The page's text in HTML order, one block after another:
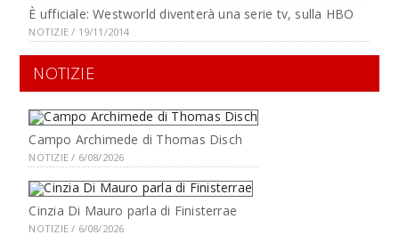
È ufficiale: Westworld diventerà una serie tv, sulla HBO
NOTIZIE / 19/11/2014
NOTIZIE
Campo Archimede di Thomas Disch
NOTIZIE / 6/08/2026
Cinzia Di Mauro parla di Finisterrae
NOTIZIE / 6/08/2026